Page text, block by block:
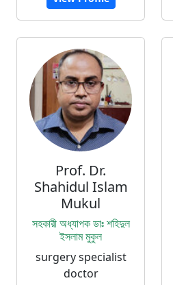
Prof. Dr.
Shahidul Islam
Mukul
সহকারী অধ্যাপক ডাঃ শহিদুল
ইসলাম মুকুল
surgery specialist
doctor